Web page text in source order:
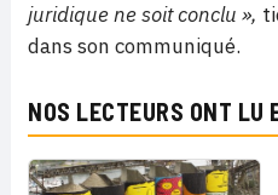
juridique ne soit conclu »,
dans son communiqué.
NOS LECTEURS ONT LU